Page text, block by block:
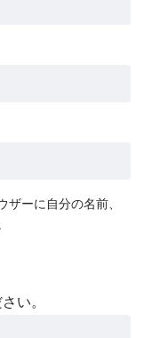
ーに自分の名前、
い。